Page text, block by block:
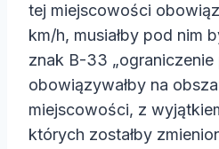
o
tej miejscowości
km/h, musiałby pod nim
znak B-33 „ograniczenie
obowiązywałby na
miejscowości, z
których zostałby